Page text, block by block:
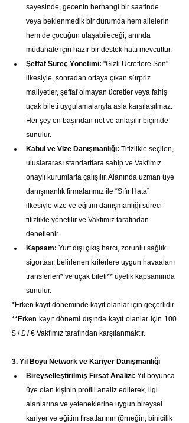
sayesinde, gecenin herhangi bir saatinde
veya beklenmedik bir durumda hem ailelerin
hem de çocuğun ulaşabileceği, anında
müdahale için hazır bir destek hattı mevcuttur.
Şeffaf Süreç Yönetimi: "Gizli Ücretlere Son"
ilkesiyle, sonradan ortaya çıkan sürpriz
maliyetler, şeffaf olmayan ücretler veya fahiş
uçak bileti uygulamalarıyla asla karşılaşılmaz.
Her şey en başından net ve anlaşılır biçimde
sunulur.
Kabul ve Vize Danışmanlığı: Titizlikle seçilen,
uluslararası standartlara sahip ve Vakfımız
onaylı kurumlarla çalışılır. Alanında uzman üye
danışmanlık firmalarımız ile “Sıfır Hata”
ilkesiyle vize ve eğitim danışmanlığı süreci
titizlikle yönetilir ve Vakfımız tarafından
denetlenir.
Kapsam: Yurt dışı çıkış harcı, zorunlu sağlık
sigortası, belirlenen kriterlere uygun havaalanı
transferleri* ve uçak bileti** üyelik kapsamında
sunulur.
*Erken kayıt döneminde kayıt olanlar için geçerlidir.
**Erken kayıt dönemi dışında kayıt olanlar için 100
$ / £ / € Vakfımız tarafından karşılanmaktır.
3. Yıl Boyu Network ve Kariyer Danışmanlığı
Bireyselleştirilmiş Fırsat Analizi: Yıl boyunca
üye olan kişinin profili analiz edilerek, ilgi
alanlarına ve yeteneklerine uygun bireysel
kariyer ve eğitim fırsatlarının (örneğin, binicilik